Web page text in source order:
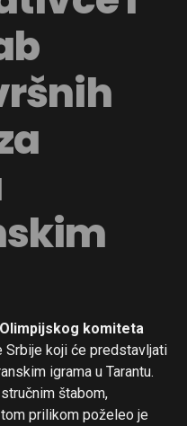
Olimpijskog komiteta
koji će predstavljati
igrama u Tarantu.
štabom,
prilikom poželeo je